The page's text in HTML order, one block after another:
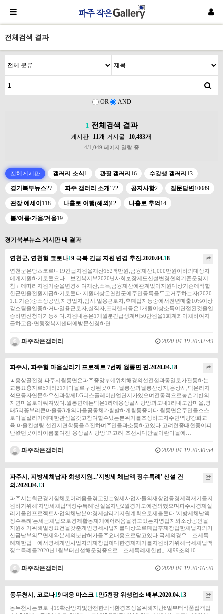
전체검색 결과
OR AND
1 전체검색 결과
게시판 11개 게시물 10,483개
4/1,049 페이지 열람 중
전체게시판 갤러리 소식1 관장 갤러리16 수강생 갤러리13
경기북부뉴스27 파주 갤러리 소개172 공지사항2 질문답변10089
관장 에세이118 나홀로 여행(해외)12 나홀로 추억14
봄/여름/가을/겨울19
경기북부뉴스 게시판 내 결과
연천군, 연천형 코로나19 극복 긴급 지원 변경 추진.2020.04.18
연천군은당초코로나19긴급지원을재산152백만원,금융재산1,000만원이하의대상자
에게지원하기로했으나「보건복지부2020년사회보장제도신설변경협의기준운영지
침」에따라지원기준을변경하여재산,소득,금융재산에관계없이지원대상기준에적합
한군민을전원지급하기로했다.지원대상은연천군에주민등록을두고거주하는자(2020.
1.1.기준)중소상공인,자영업자,임시.일용근로자,휴폐업자등중에서전년매출10%이상
감소됨을입증하거나일용근로자,실직자,프리랜서등은1개월이상소득이단절된것을입
증하면신청이가능하다.지원내용은1개월분긴급생계비50만원을1회계좌이체하여지
급하고읍·면행정복지센터에방문신청하면…
파주작은갤러리 2020-04-19 20:32:49
파주시, 파주형 마을살리기 프로젝트 7번째 월롱면 편.2020.04.18
▲용상골전경.파주시월롱면은파주중앙부에위치해경의선전철과통일로가관통하는
교통요충지로5개리21개마을로구성된곳이다.월롱산과월롱산성지,용상사,덕은리지
석묘등자연문화유산과함께LG디스플레이산업단지가있으며전통적으로농촌기반의
자연마을로이뤄져있다.월롱면에는덕은1리에용상골사랑방과도내1리내도감마을,영
태5리꽃부리큰마을등3개의마을공동체가활발하게활동중이다.월롱면은주민들스스
로마을살리기에대한관심을갖고참여할수있는분위기를조성하고자주민역량강화교
육,마을컨설팅,선진지견학등을추진하며주민들과소통하고있다.고려현종때현종이피
난왔던곳이라이름붙여진‘용상골사랑방’과고려·조선시대안골이란마을에…
파주작은갤러리 2020-04-19 20:30:54
파주시, 지방세체납자 회생지원...'지방세 체납액 징수특례' 신설 건
의.2020.04.13
파주시는최근경기침체로어려움을겪고있는영세사업자들의재창업등경제적재기를지
원하기위해'지방세체납액징수특례'신설을지난2월경기도에건의했으며파주시경제살
리기올인프로젝트사업의체납분야경제살리기지원계획으로제출했다.'지방세체납액
징수특례'는세금체납으로경제활동재개에어려움을겪고있는자영업자와소상공인을
지원하기위해일정요건을갖춘개인영세사업자를대상으로폐업후재창업한체납자의가
산금납부의무면제와본세의분납허가를주요내용으로담고있다.국세의경우「조세특
례제한법」에서영세개인사업자의재창업에대한경제재기를지원하기위해국세체납액
징수특례를2020년1월부터신설해운영중으로「조세특례제한법」제99조의10…
파주작은갤러리 2020-04-19 20:16:20
동두천시, 코로나19 대응 마스크 1 만5천장 위생업소 배부.2020.04.13
동두천시는코로나19확산방지및안전한외식환경조성을위해지난8일부터식품접객업